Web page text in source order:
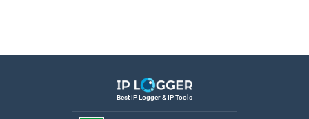
Best IP Logger & IP Tools